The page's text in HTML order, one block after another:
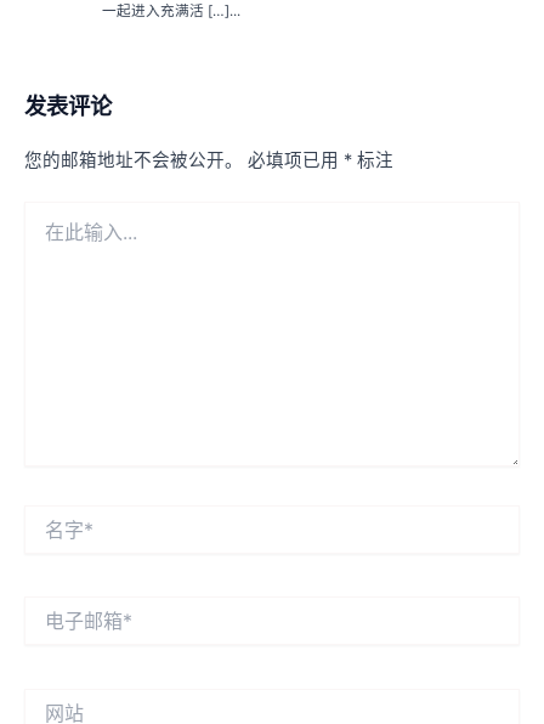
一起进入充满活 […]...
发表评论
您的邮箱地址不会被公开。 必填项已用 * 标注